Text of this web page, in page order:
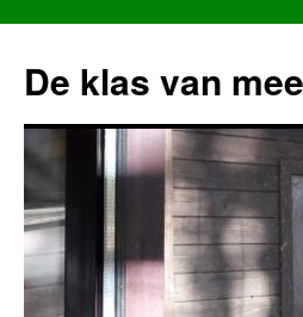
de
inhoud
De klas van